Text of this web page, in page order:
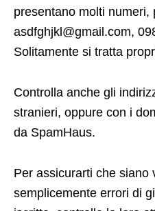
presentano molti numeri,
asdfghjkl@gmail.com,
Solitamente si tratta
Controlla anche gli
stranieri, oppure con i
da SpamHaus.
Per assicurarti che siano
semplicemente errori di